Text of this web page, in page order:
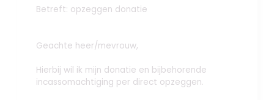
Betreft: opzeggen donatie
Geachte heer/mevrouw,
Hierbij wil ik mijn donatie en bijbehorende
incassomachtiging per direct opzeggen.